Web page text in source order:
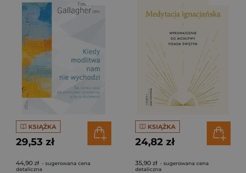
KSIĄŻKA
29,53 zł
44,90 zł - sugerowana cena
detaliczna
KSIĄŻKA
24,82 zł
35,90 zł - sugerowana cena
detaliczna